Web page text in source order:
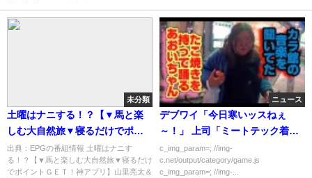
未分類
土曜はナニする！？【▼馬と楽
しむ大自然旅▼寝るだけでポイ
ントＧＥＴ！神アプリ】[字]…の
番組内容解析まとめ
出典：EPGの番組情報 土曜はナニす
る！？【▼馬と楽しむ大自然旅▼寝るだけ
でポイントＧＥＴ！神アプリ】山里亮太＆
ニュース
デブワイ「今日寒いッスねぇ
～！」 上司「ミートテック着て
ても寒いんか？ｗ」←こういつ
やつ
c_img_param=; //img-
c.net/output/category/game.js
c_img_param=; //img-...